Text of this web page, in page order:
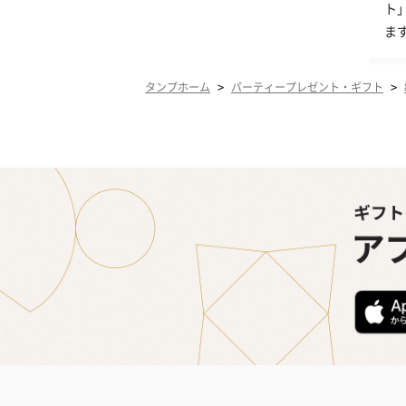
ト
ま
タンプホーム > パーティープレゼント・ギフト >